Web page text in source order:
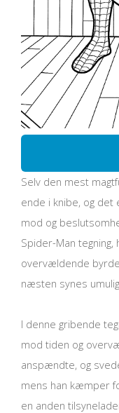
Selv den mest
ende i knibe, og
mod og
Spider-Man
overvældende
næsten synes
I denne gribende
mod tiden og
anspændte, og
mens han kæmper
en anden